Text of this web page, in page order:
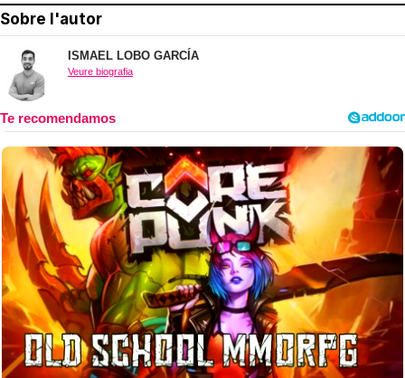
Sobre l'autor
ISMAEL LOBO GARCÍA
Veure biografia